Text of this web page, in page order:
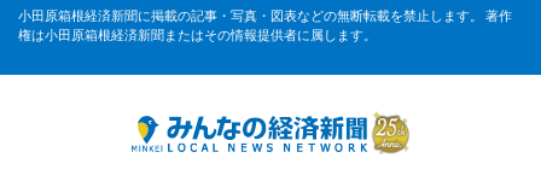
小田原箱根経済新聞に掲載の記事・写真・図表などの無断転載を禁止します。 著作
権は小田原箱根経済新聞またはその情報提供者に属します。